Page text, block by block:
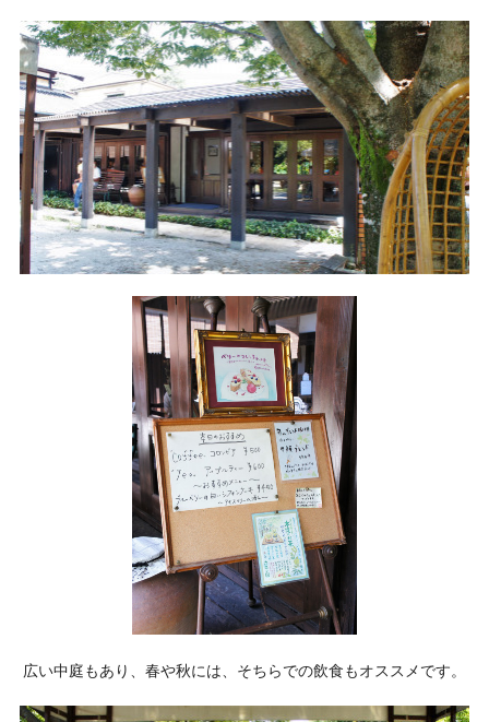
広い中庭もあり、春や秋には、そちらでの飲食もオススメです。